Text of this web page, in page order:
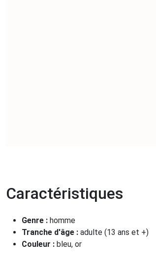
Caractéristiques
Genre : homme
Tranche d'âge : adulte (13 ans et +)
Couleur : bleu, or